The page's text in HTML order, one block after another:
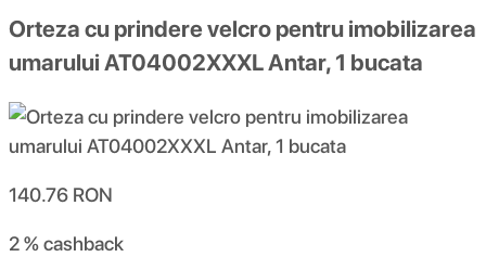
Orteza cu prindere velcro pentru imobilizarea
umarului AT04002XXXL Antar, 1 bucata
140.76 RON
2 %cashback